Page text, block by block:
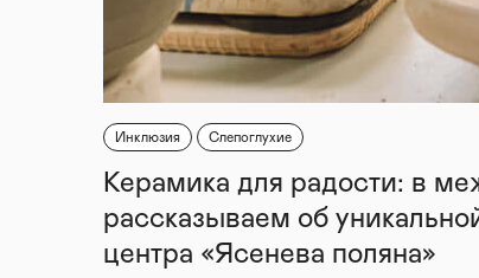
Инклюзия Слепоглухие
Керамика для радости: в
рассказываем об
центра «Ясенева поляна»